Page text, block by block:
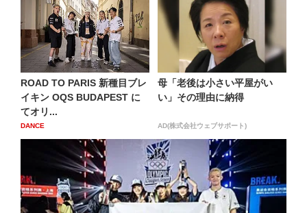
ROAD TO PARIS 新種目ブレ
イキン OQS BUDAPEST に
てオリ...
DANCE
母「老後は小さい平屋がい
い」その理由に納得
AD(株式会社ウェブサポート)